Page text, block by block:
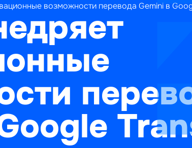
возможности перевода Gemini в